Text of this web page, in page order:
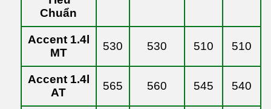
Chuẩn
Accent 1.4l
MT
530 530 510 510
Accent 1.4l
AT
565 560 545 540